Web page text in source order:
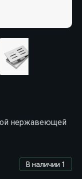
нержавеющей
В наличии 1